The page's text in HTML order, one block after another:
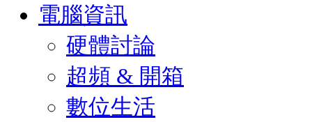
電腦資訊
硬體討論
超頻 & 開箱
數位生活